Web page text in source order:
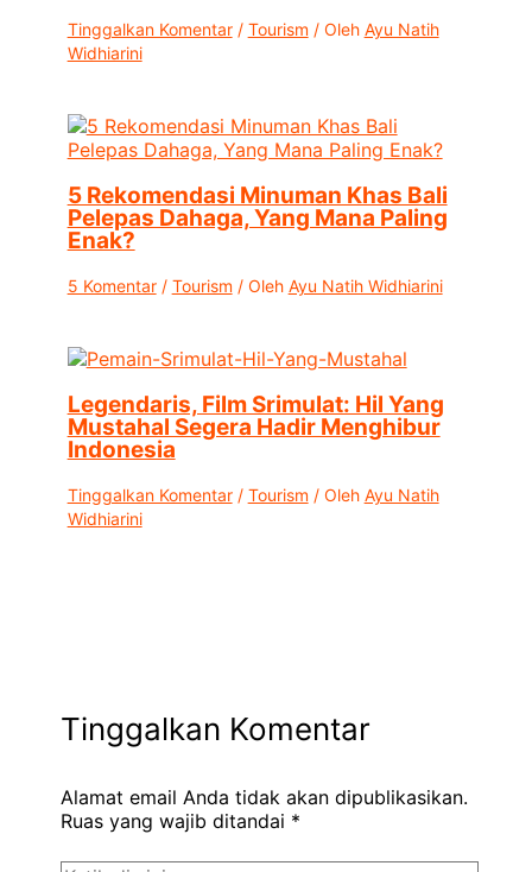
Tinggalkan Komentar / Tourism / Oleh Ayu Natih
Widhiarini
5 Rekomendasi Minuman Khas Bali
Pelepas Dahaga, Yang Mana Paling
Enak?
5 Komentar / Tourism / Oleh Ayu Natih Widhiarini
Legendaris, Film Srimulat: Hil Yang
Mustahal Segera Hadir Menghibur
Indonesia
Tinggalkan Komentar / Tourism / Oleh Ayu Natih
Widhiarini
Tinggalkan Komentar
Alamat email Anda tidak akan dipublikasikan.
Ruas yang wajib ditandai *